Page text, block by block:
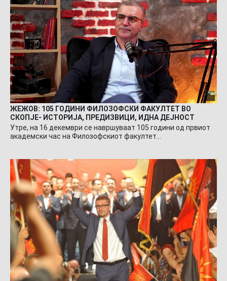
ЖЕЖОВ: 105 ГОДИНИ ФИЛОЗОФСКИ ФАКУЛТЕТ ВО
СКОПЈЕ- ИСТОРИЈА, ПРЕДИЗВИЦИ, ИДНА ДЕЈНОСТ
Утре, на 16 декември се навршуваат 105 години од првиот
академски час на Филозофскиот факултет…